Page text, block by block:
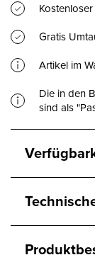
Gratis
Artikel im
Die in den
sind als